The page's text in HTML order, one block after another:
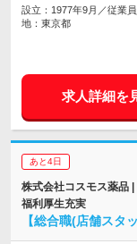
設立：1977年9月／従業
地：東京都
求人詳細を
あと4日
株式会社コスモス薬品
福利厚生充実
【総合職(店舗スタ